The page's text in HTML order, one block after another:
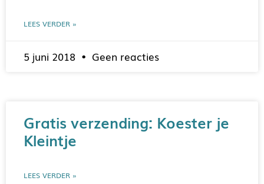
LEES VERDER »
5 juni 2018 Geen reacties
Gratis verzending: Koester je
Kleintje
LEES VERDER »